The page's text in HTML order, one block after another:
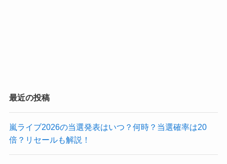
最近の投稿
嵐ライブ2026の当選発表はいつ？何時？当選確率は20
倍？リセールも解説！